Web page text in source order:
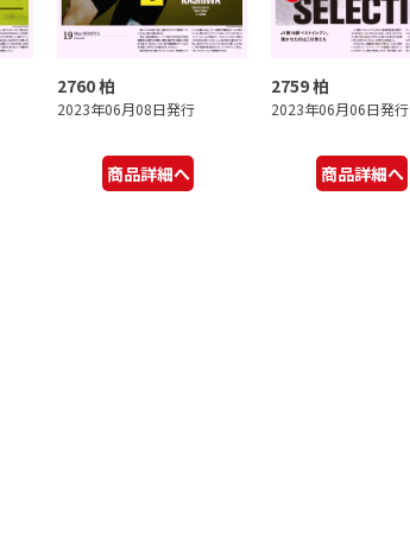
2760 柏
2023年06月08日発行
商品詳細へ
2759 柏
2023年06月06日発行
商品詳細へ